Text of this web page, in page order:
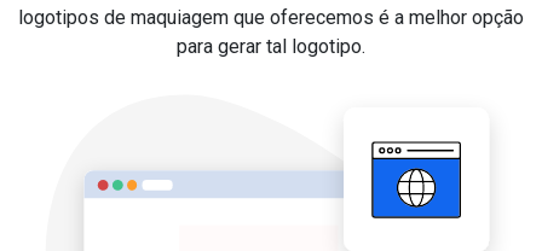
logotipos de maquiagem que oferecemos é a melhor opção
para gerar tal logotipo.